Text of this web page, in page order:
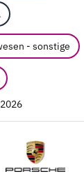
- sonstige